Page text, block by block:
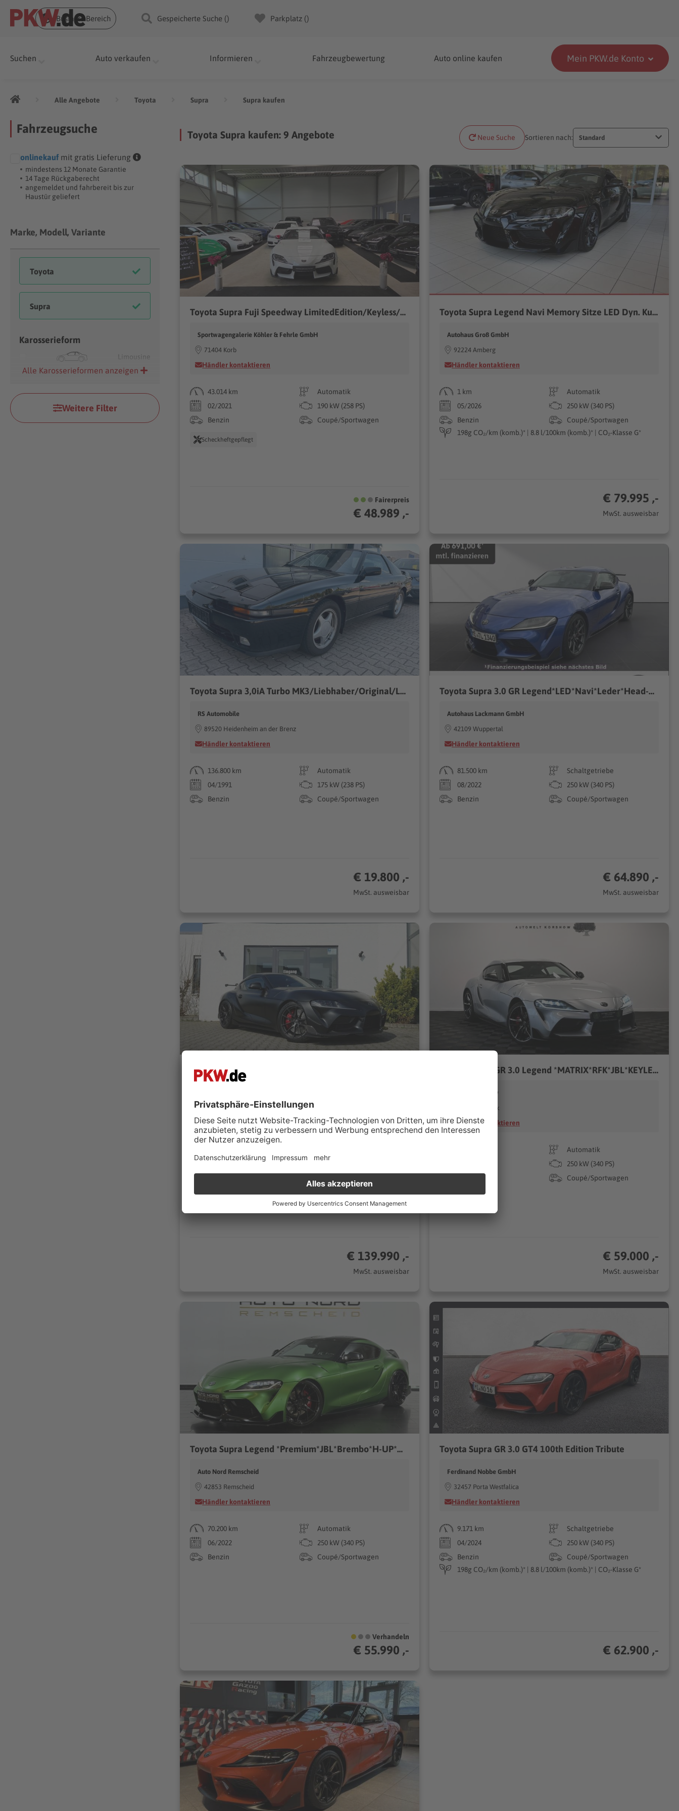
Business Bereich Gespeicherte Suche () Parkplatz ()
Suchen Auto verkaufen Informieren Fahrzeugbewertung Auto online kaufen Mein PKW.de Konto
Alle Angebote Toyota Supra Supra kaufen
Fahrzeugsuche
onlinekauf mit gratis Lieferung
mindestens 12 Monate Garantie
14 Tage Rückgaberecht
angemeldet und fahrbereit bis zur
Haustür geliefert
Marke, Modell, Variante
Karosserieform
Limousine
Alle Karosserieformen anzeigen
Weitere Filter
Toyota Supra kaufen: 9 Angebote Neue Suche Sortieren nach: Standard
Toyota Supra Fuji Speedway LimitedEdition/Keyless/*365€
Sportwagengalerie Köhler & Fehrle GmbH
71404 Korb
Händler kontaktieren
43.014 km
Automatik
02/2021
190 kW (258 PS)
Benzin
Coupé/Sportwagen
Scheckheftgepflegt
Fairerpreis
€ 48.989 ,-
Toyota Supra Legend Navi Memory Sitze LED Dyn. Kurvenlicht Sper
Autohaus Groß GmbH
92224 Amberg
Händler kontaktieren
1 km
Automatik
05/2026
250 kW (340 PS)
Benzin
Coupé/Sportwagen
198g CO₂/km (komb.)* | 8.8 l/100km (komb.)* | CO₂-Klasse G*
€ 79.995 ,-
MwSt. ausweisbar
Toyota Supra 3,0iA Turbo MK3/Liebhaber/Original/Leder..
RS Automobile
89520 Heidenheim an der Brenz
Händler kontaktieren
136.800 km
Automatik
04/1991
175 kW (238 PS)
Benzin
Coupé/Sportwagen
€ 19.800 ,-
MwSt. ausweisbar
Toyota Supra 3.0 GR Legend*LED*Navi*Leder*Head-Up*
Autohaus Lackmann GmbH
42109 Wuppertal
Händler kontaktieren
81.500 km
Schaltgetriebe
08/2022
250 kW (340 PS)
Benzin
Coupé/Sportwagen
€ 64.890 ,-
MwSt. ausweisbar
Toyota Supra A90 Final Edition 441PS 1of300 SOFORT!
52353 Düren
Händler kontaktieren
204g CO₂/km (komb.)* | 9.0 l/100km (komb.)* | CO₂-Klasse G*
€ 139.990 ,-
MwSt. ausweisbar
Toyota Supra GR 3.0 Legend *MATRIX*RFK*JBL*KEYLESS*HUD
Autowelt Korshow
48369 Saerbeck
Händler kontaktieren
Automatik
250 kW (340 PS)
Coupé/Sportwagen
€ 59.000 ,-
MwSt. ausweisbar
Toyota Supra Legend *Premium*JBL*Brembo*H-UP*OPTIK*
Auto Nord Remscheid
42853 Remscheid
Händler kontaktieren
70.200 km
Automatik
06/2022
250 kW (340 PS)
Benzin
Coupé/Sportwagen
Verhandeln
€ 55.990 ,-
Toyota Supra GR 3.0 GT4 100th Edition Tribute
Ferdinand Nobbe GmbH
32457 Porta Westfalica
Händler kontaktieren
9.171 km
Schaltgetriebe
04/2024
250 kW (340 PS)
Benzin
Coupé/Sportwagen
198g CO₂/km (komb.)* | 8.8 l/100km (komb.)* | CO₂-Klasse G*
€ 62.900 ,-